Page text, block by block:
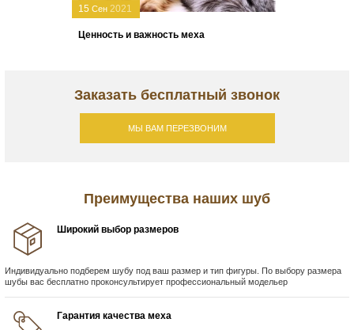
15 Сен 2021
Ценность и важность меха
Заказать бесплатный звонок
МЫ ВАМ ПЕРЕЗВОНИМ
Преимущества наших шуб
Широкий выбор размеров
Индивидуально подберем шубу под ваш размер и тип фигуры. По выбору размера
шубы вас бесплатно проконсультирует профессиональный модельер
Гарантия качества меха